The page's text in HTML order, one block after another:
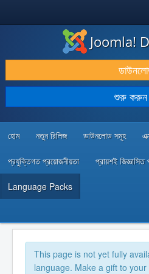
ডাউনলোড & প্রসারিত করুন
আবিষ্কার & শিখুন
কমিউনিটি & সহায়তা
Joomla!
শুরু করুন
হোম নতুন রিলিজ ডাউনলোড সমূহ
প্রযুক্তিগত প্রয়োজনীয়তা প্রায়শই জিজ্ঞাসিত
Language Packs
This page is not yet fully
language. Make a gift to